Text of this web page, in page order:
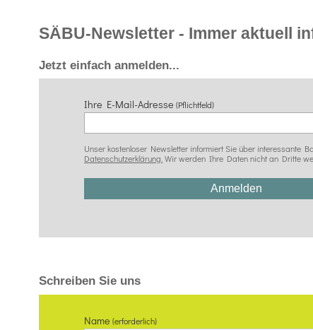
SÄBU-Newsletter - Immer aktuell
Jetzt einfach anmelden...
Ihre E-Mail-Adresse(Pflichtfeld)
Unser kostenloser Newsletter informiert Sie über interessante
Datenschutzerklärung.Wir werden Ihre Daten nicht an Dritte
Schreiben Sie uns
Name(erforderlich)